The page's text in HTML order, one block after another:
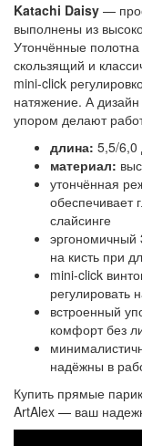
Katachi Daisy —
выполнены из
Утончённые полотна
скользящий и
mini‑click
натяжение. А
упором делают
длина: 5,5/
материал:
утончённая
обеспечивает
слайсинге
эргономичный
на кисть при
mini-click
регулировать
встроенный
комфорт без
надёжны в
Купить прямые
ArtAlex — ваш